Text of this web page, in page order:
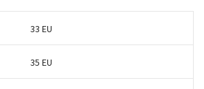
33 EU
35 EU